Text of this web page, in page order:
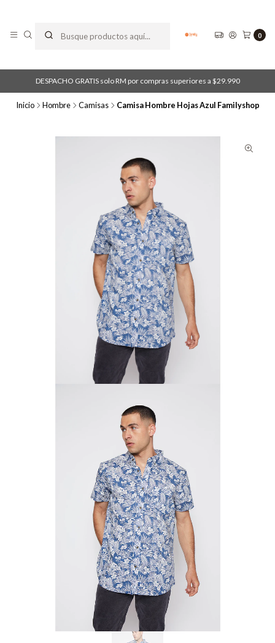
0
DESPACHO GRATIS solo RM por compras superiores a $29.990
Inicio Hombre Camisas Camisa Hombre Hojas Azul Familyshop